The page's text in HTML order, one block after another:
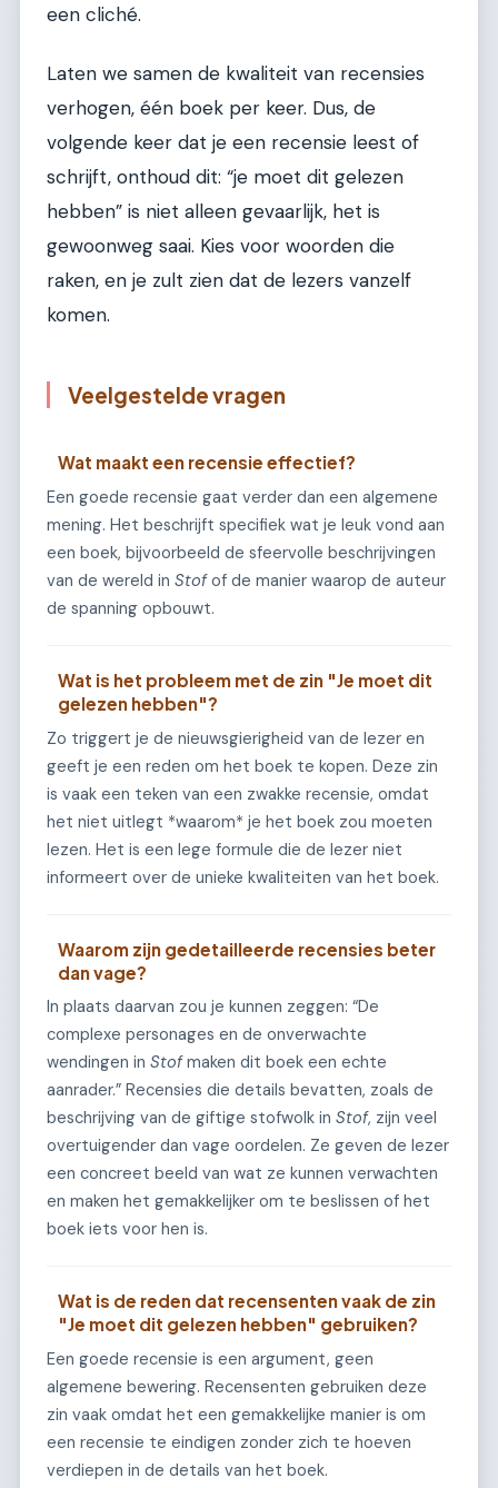
een cliché.
Laten we samen de kwaliteit van recensies
verhogen, één boek per keer. Dus, de
volgende keer dat je een recensie leest of
schrijft, onthoud dit: “je moet dit gelezen
hebben” is niet alleen gevaarlijk, het is
gewoonweg saai. Kies voor woorden die
raken, en je zult zien dat de lezers vanzelf
komen.
Veelgestelde vragen
Wat maakt een recensie effectief?
Een goede recensie gaat verder dan een algemene
mening. Het beschrijft specifiek wat je leuk vond aan
een boek, bijvoorbeeld de sfeervolle beschrijvingen
van de wereld in Stofof de manier waarop de auteur
de spanning opbouwt.
Wat is het probleem met de zin "Je moet dit
gelezen hebben"?
Zo triggert je de nieuwsgierigheid van de lezer en
geeft je een reden om het boek te kopen. Deze zin
is vaak een teken van een zwakke recensie, omdat
het niet uitlegt *waarom* je het boek zou moeten
lezen. Het is een lege formule die de lezer niet
informeert over de unieke kwaliteiten van het boek.
Waarom zijn gedetailleerde recensies beter
dan vage?
In plaats daarvan zou je kunnen zeggen: “De
complexe personages en de onverwachte
wendingen in Stofmaken dit boek een echte
aanrader.” Recensies die details bevatten, zoals de
beschrijving van de giftige stofwolk in Stof, zijn veel
overtuigender dan vage oordelen. Ze geven de lezer
een concreet beeld van wat ze kunnen verwachten
en maken het gemakkelijker om te beslissen of het
boek iets voor hen is.
Wat is de reden dat recensenten vaak de zin
"Je moet dit gelezen hebben" gebruiken?
Een goede recensie is een argument, geen
algemene bewering. Recensenten gebruiken deze
zin vaak omdat het een gemakkelijke manier is om
een recensie te eindigen zonder zich te hoeven
verdiepen in de details van het boek.